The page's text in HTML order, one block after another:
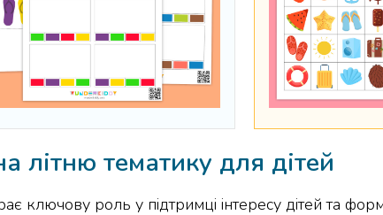
літню тематику для дітей
ключову роль у підтримці інтересу дітей та